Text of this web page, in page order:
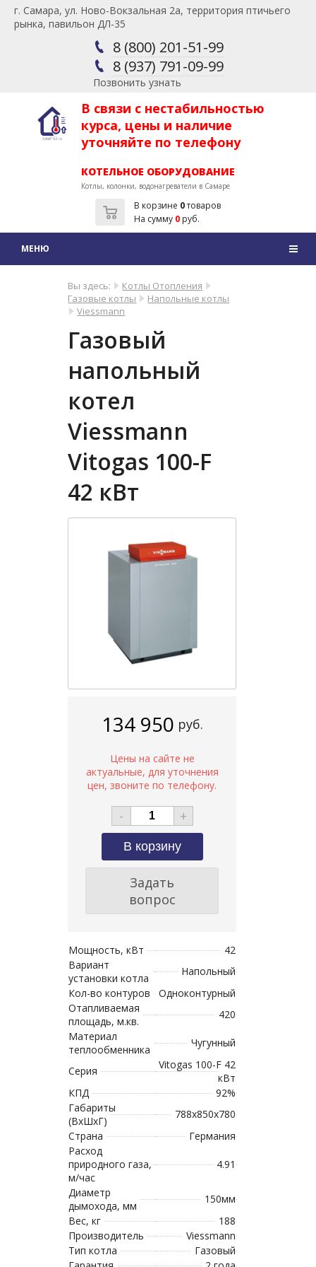
г. Самара, ул. Ново-Вокзальная 2а, территория птичьего
рынка, павильон ДЛ-35
8 (800) 201-51-99
8 (937) 791-09-99
Позвонить узнать
В связи с нестабильностью
курса, цены и наличие
уточняйте по телефону
КОТЕЛЬНОЕ ОБОРУДОВАНИЕ
Котлы, колонки, водонагреватели в Самаре
В корзине 0товаров
На сумму 0руб.
Вы здесь:
Котлы Отопления
Газовые котлы
Напольные котлы
Viessmann
Газовый
напольный
котел
Viessmann
Vitogas 100-F
42 кВт
134 950 руб.
- +
Задать
вопрос
Мощность, кВт
42
Вариант
установки котла
Напольный
Кол-во контуров
Одноконтурный
Отапливаемая
площадь, м.кв.
420
Материал
теплообменника
Чугунный
Серия
Vitogas 100-F 42
кВт
КПД
92%
Габариты
(ВхШхГ)
788х850х780
Страна
Германия
Расход
природного газа,
м/час
4.91
Диаметр
дымохода, мм
150мм
Вес, кг
188
Производитель
Viessmann
Тип котла
Газовый